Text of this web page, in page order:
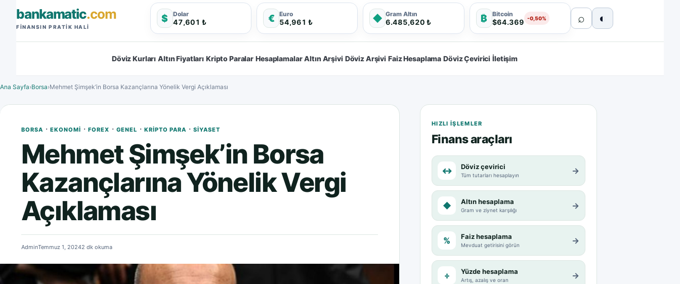
bankamatic.com
FINANSIN PRATIK HALI
$ Dolar
47,601 ₺ € Euro
54,961 ₺ ◆ Gram Altın
6.485,620 ₺ ₿ Bitcoin
$64.369 -0,50% ⌕ ◐
Döviz Kurları Altın Fiyatları Kripto Paralar Hesaplamalar Altın Arşivi Döviz Arşivi Faiz Hesaplama Döviz Çevirici İletişim
Ana Sayfa›Borsa›Mehmet Şimşek’in Borsa Kazançlarına Yönelik Vergi Açıklaması
BORSA · EKONOMI · FOREX · GENEL · KRIPTO PARA · SIYASET
Mehmet Şimşek’in Borsa
Kazançlarına Yönelik Vergi
Açıklaması
AdminTemmuz 1, 20242 dk okuma
HIZLI IŞLEMLER
Finans araçları
↔ Döviz çevirici
Tüm tutarları hesaplayın →
◆ Altın hesaplama
Gram ve ziynet karşılığı →
% Faiz hesaplama
Mevduat getirisini görün →
÷ Yüzde hesaplama
Artış, azalış ve oran →